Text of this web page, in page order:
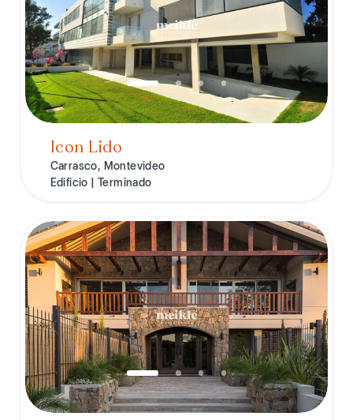
Icon Lido
Carrasco, Montevideo
Edificio | Terminado